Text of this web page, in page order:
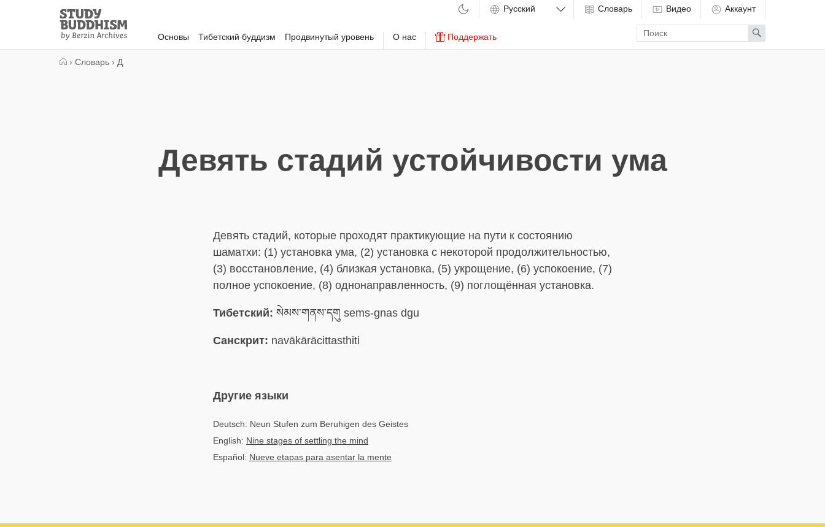
Study
Buddhism
Home
Основы Тибетский буддизм Продвинутый уровень О нас Поддержать
Словарь Видео Аккаунт
Enter
search
term
Search
› Словарь › Д
Девять стадий устойчивости ума
Девять стадий, которые проходят практикующие на пути к состоянию
шаматхи: (1) установка ума, (2) установка с некоторой продолжительностью,
(3) восстановление, (4) близкая установка, (5) укрощение, (6) успокоение, (7)
полное успокоение, (8) однонаправленность, (9) поглощённая установка.
Тибетский: སེམས་གནས་དགུ sems-gnas dgu
Санскрит: navākārācittasthiti
Другие языки
Deutsch: Neun Stufen zum Beruhigen des Geistes
English: Nine stages of settling the mind
Español: Nueve etapas para asentar la mente